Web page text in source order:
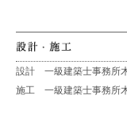
設計 一級建築士事務所
施工 一級建築士事務所